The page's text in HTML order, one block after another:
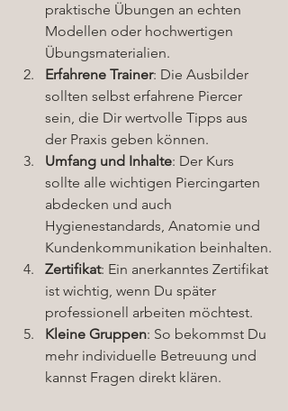
praktische Übungen an echten
Modellen oder hochwertigen
Übungsmaterialien.
Erfahrene Trainer: Die Ausbilder
sollten selbst erfahrene Piercer
sein, die Dir wertvolle Tipps aus
der Praxis geben können.
Umfang und Inhalte: Der Kurs
sollte alle wichtigen Piercingarten
abdecken und auch
Hygienestandards, Anatomie und
Kundenkommunikation beinhalten.
Zertifikat: Ein anerkanntes Zertifikat
ist wichtig, wenn Du später
professionell arbeiten möchtest.
Kleine Gruppen: So bekommst Du
mehr individuelle Betreuung und
kannst Fragen direkt klären.